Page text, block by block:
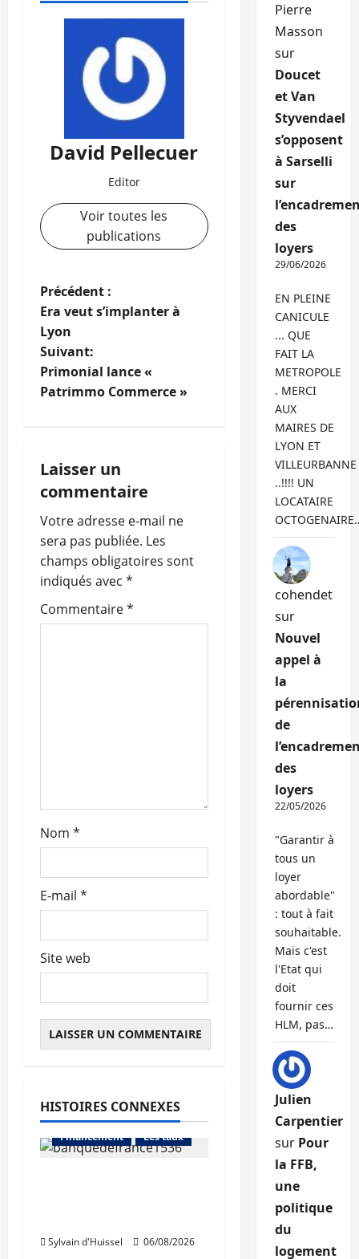
David Pellecuer
Editor
Voir toutes les
publications
N
a
v
i
a
t
i
o
n
d
i
c
l
e
Précédent :
Era veut s’implanter à
Lyon
Suivant:
Primonial lance «
Patrimmo Commerce »
Laisser un
commentaire
Votre adresse e-mail ne
sera pas publiée. Les
champs obligatoires sont
indiqués avec *
Commentaire*
Nom *
E-mail *
Site web
HISTOIRES CONNEXES
Abonnés
Financement
Les taux
Sylvain d'Huissel 06/08/2026
L'avis des courtiers
Pierre
Masson
sur
Doucet
et Van
Styvendael
s’opposent
à Sarselli
sur
des
loyers
29/06/2026
EN PLEINE
CANICULE
... QUE
FAIT LA
METROPOLE
. MERCI
AUX
MAIRES DE
LYON ET
VILLEURBANNE
..!!!! UN
LOCATAIRE
cohendet
sur
Nouvel
appel à
la
de
des
loyers
22/05/2026
"Garantir à
tous un
loyer
abordable"
: tout à fait
souhaitable.
Mais c'est
l'Etat qui
doit
fournir ces
HLM, pas…
Julien
Carpentier
sur Pour
la FFB,
une
politique
du
logement